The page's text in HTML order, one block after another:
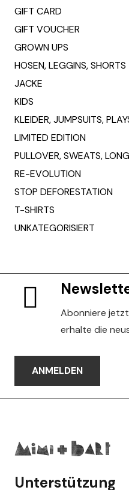
page
GIFT CARD
GIFT VOUCHER
GROWN UPS
HOSEN, LEGGINS, SHORTS
JACKE
KIDS
KLEIDER, JUMPSUITS,
LIMITED EDITION
PULLOVER, SWEATS,
RE-EVOLUTION
STOP DEFORESTATION
T-SHIRTS
UNKATEGORISIERT
Abonniere
erhalte die
ANMELDEN
Unterstützung